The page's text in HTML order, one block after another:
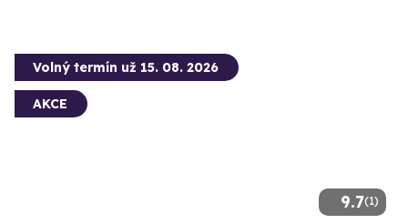
9.7(1)
Volný termín už 15. 08. 2026
AKCE